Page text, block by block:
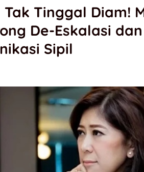
Tak Tinggal Diam!
De-Eskalasi
Sipil